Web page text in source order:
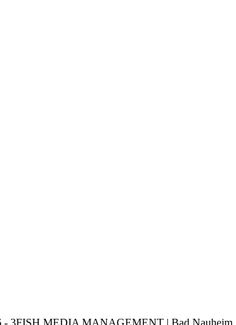
- 3FISH MEDIA MANAGEMENT | Bad Nauheim